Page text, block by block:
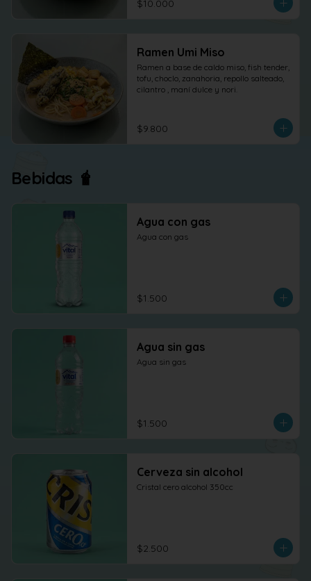
$10.000
Ramen Umi Miso
Ramen a base de caldo miso, fish tender,
tofu, choclo, zanahoria, repollo salteado,
cilantro , maní dulce y nori.
$9.800
Bebidas 🧋
Agua con gas
Agua con gas
$1.500
Agua sin gas
Agua sin gas
$1.500
Cerveza sin alcohol
Cristal cero alcohol 350cc
$2.500